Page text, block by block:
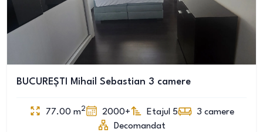
BUCUREȘTI Mihail Sebastian 3 camere
77.00 m2 2000+ Etajul 5 3 camere
Decomandat